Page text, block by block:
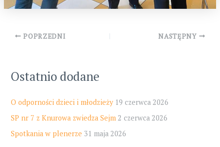
Post
POPRZEDNI NASTĘPNY
Ostatnio dodane
O odporności dzieci i młodzieży 19 czerwca 2026
SP nr 7 z Knurowa zwiedza Sejm 2 czerwca 2026
Spotkania w plenerze 31 maja 2026